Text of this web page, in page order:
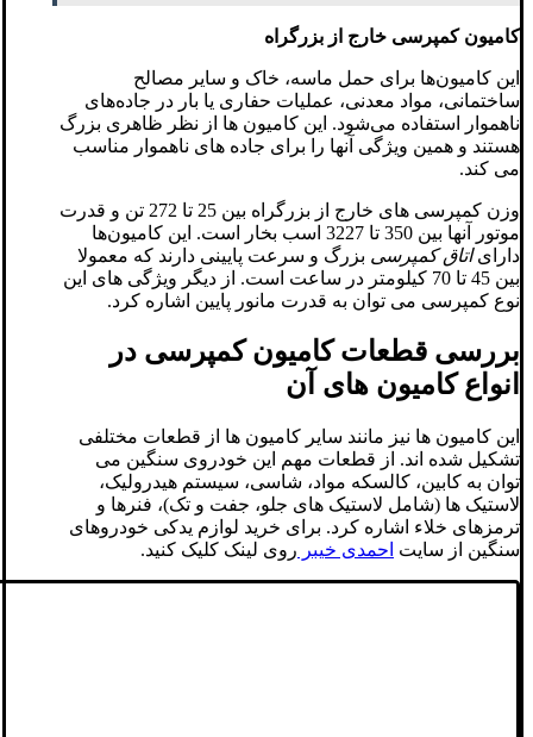
کامیون کمپرسی خارج از بزرگراه
این کامیون‌ها برای حمل ماسه، خاک و سایر مصالح
ساختمانی، مواد معدنی، عملیات حفاری یا بار در جاده‌های
ناهموار استفاده می‌شود. این کامیون ها از نظر ظاهری بزرگ
هستند و همین ویژگی آنها را برای جاده های ناهموار مناسب
می کند.
وزن کمپرسی های خارج از بزرگراه بین 25 تا 272 تن و قدرت
موتور آنها بین 350 تا 3227 اسب بخار است. این کامیون‌ها
دارایاتاق کمپرسی بزرگ و سرعت پایینی دارند که معمولا
بین 45 تا 70 کیلومتر در ساعت است. از دیگر ویژگی های این
نوع کمپرسی می توان به قدرت مانور پایین اشاره کرد.
بررسی قطعات کامیون کمپرسی در
انواع کامیون های آن
این کامیون ها نیز مانند سایر کامیون ها از قطعات مختلفی
تشکیل شده اند. از قطعات مهم این خودروی سنگین می
توان به کابین، کالسکه مواد، شاسی، سیستم هیدرولیک،
لاستیک ها (شامل لاستیک های جلو، جفت و تک)، فنرها و
ترمزهای خلاء اشاره کرد. برای خرید لوازم یدکی خودروهای
سنگین از سایت احمدی خیبر روی لینک کلیک کنید.